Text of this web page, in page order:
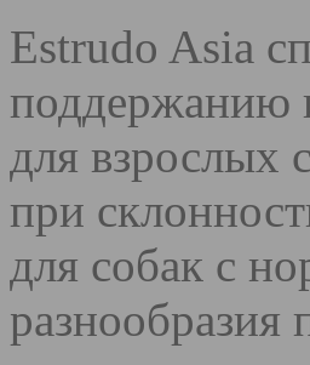
Estrudo Asia
поддержанию
для взрослых
при
для собак с
разнообразия